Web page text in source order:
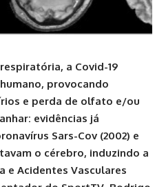
a Covid-19
provocando
e perda de olfato e/ou
evidências já
Sars-Cov (2002) e
o cérebro, induzindo a
e Acidentes Vasculares